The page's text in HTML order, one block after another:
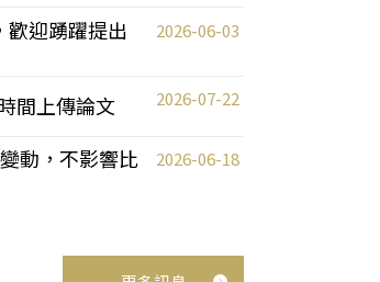
歡迎踴躍提出
2026-06-03
間上傳論文 2026-07-22
動，不影響比
2026-06-18